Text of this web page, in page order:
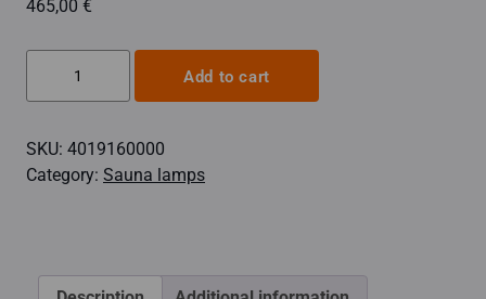
465,00 €
fibre
quantity
Add to cart
SKU: 4019160000
Category: Sauna lamps